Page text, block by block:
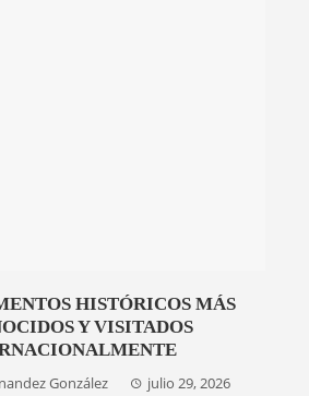
HISTÓRICOS MÁS
Y VISITADOS
González julio 29, 2026